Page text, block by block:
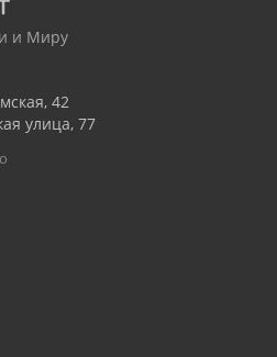
и Миру
42
улица, 77